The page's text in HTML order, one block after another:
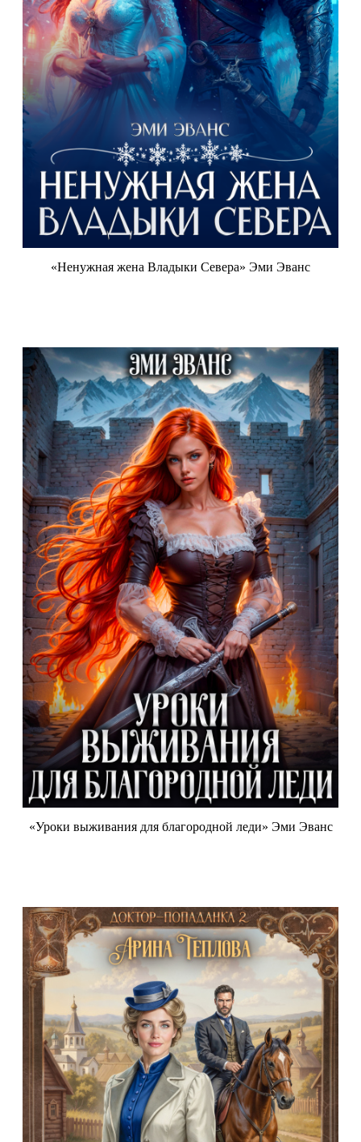
«Ненужная жена Владыки Севера» Эми Эванс
«Уроки выживания для благородной леди» Эми Эванс